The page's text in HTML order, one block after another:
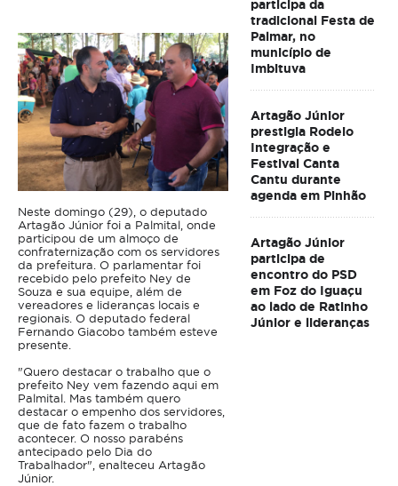
Neste domingo (29), o deputado
Artagão Júnior foi a Palmital, onde
participou de um almoço de
confraternização com os servidores
da prefeitura. O parlamentar foi
recebido pelo prefeito Ney de
Souza e sua equipe, além de
vereadores e lideranças locais e
regionais. O deputado federal
Fernando Giacobo também esteve
presente.
"Quero destacar o trabalho que o
prefeito Ney vem fazendo aqui em
Palmital. Mas também quero
destacar o empenho dos servidores,
que de fato fazem o trabalho
acontecer. O nosso parabéns
antecipado pelo Dia do
Trabalhador", enalteceu Artagão
Júnior.
participa da
tradicional Festa de
Palmar, no
município de
Imbituva
Artagão Júnior
prestigia Rodeio
Integração e
Festival Canta
Cantu durante
agenda em Pinhão
Artagão Júnior
participa de
encontro do PSD
em Foz do Iguaçu
ao lado de Ratinho
Júnior e lideranças